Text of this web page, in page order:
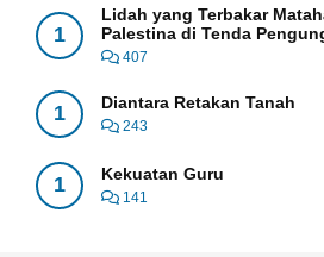
1
Lidah yang Terbakar
Palestina di Tenda
407
1 Diantara Retakan Tanah
243
1 Kekuatan Guru
141